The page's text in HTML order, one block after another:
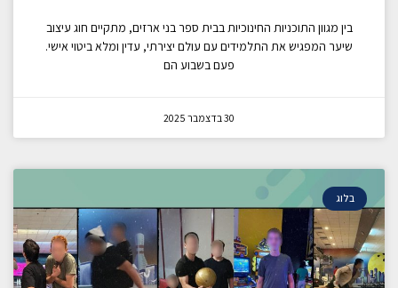
בין מגוון התוכניות החינוכיות בבית ספר בני ארזים, מתקיים חוג עיצוב
שיער המפגיש את התלמידים עם עולם יצירתי, עדין ומלא ביטוי אישי.
פעם בשבוע הם
30 בדצמבר 2025
בלוג